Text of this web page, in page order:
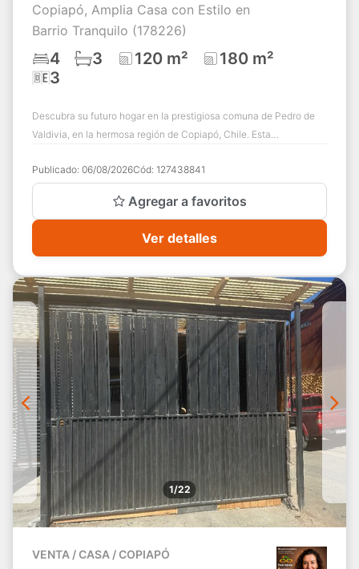
Copiapó, Amplia Casa con Estilo en
Barrio Tranquilo (178226)
4 3 120 m²
180 m²
3
Descubra su futuro hogar en la prestigiosa comuna de Pedro de
Valdivia, en la hermosa región de Copiapó, Chile. Esta
Publicado: 06/08/2026Cód: 127438841
Agregar a favoritos
Ver detalles
1/22
VENTA / CASA / COPIAPÓ